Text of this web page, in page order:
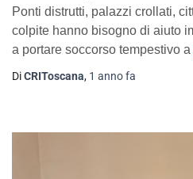
Ponti distrutti, palazzi crollati,
colpite hanno bisogno di aiuto
a portare soccorso tempestivo a
DiCRIToscana, 1 annofa